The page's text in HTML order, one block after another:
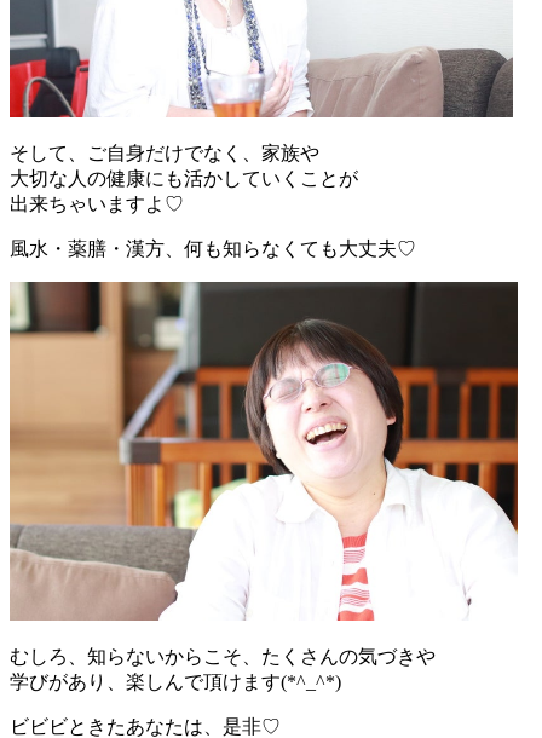
そして、ご自身だけでなく、家族や
大切な人の健康にも活かしていくことが
出来ちゃいますよ♡
風水・薬膳・漢方、何も知らなくても大丈夫♡
むしろ、知らないからこそ、たくさんの気づきや
学びがあり、楽しんで頂けます(*^_^*)
ビビビときたあなたは、是非♡